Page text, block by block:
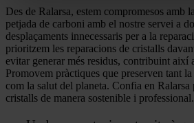
Des de Ralarsa, estem compromesos amb
petjada de carboni amb el nostre servei a
desplaçaments innecessaris per a la
prioritzem les reparacions de cristalls
evitar generar més residus, contribuint així
Promovem pràctiques que preserven tant
com la salut del planeta. Confia en Ralarsa
cristalls de manera sostenible i professional.